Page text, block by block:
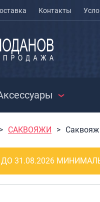
Контакты
на колесах
для
СУМКИ
Сумки
Сумки
САКВОЯЖИ Саквояж
ДО 31.08.2026